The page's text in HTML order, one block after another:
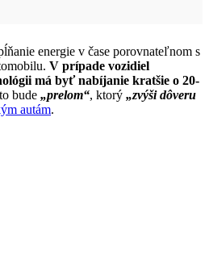
energie v čase porovnateľnom s
V prípade vozidiel
má byť nabíjanie kratšie o 20-
bude „prelom“, ktorý „zvýši dôveru
autám.